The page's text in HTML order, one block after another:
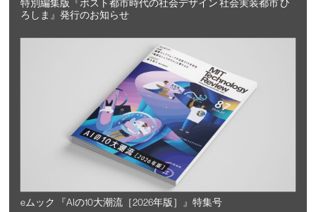
特別編集版『ポスト都市時代の社会デザイン 社会実装都市 ひ
ろしま』発行のお知らせ
eムック 『AIの10大潮流［2026年版］』特集号